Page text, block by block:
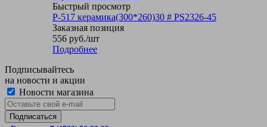
Быстрый просмотр
P-517 керамика(300*260)30 # PS2326-45
Заказная позиция
556 руб./шт
Подробнее
Подписывайтесь
на новости и акции
Новости магазина